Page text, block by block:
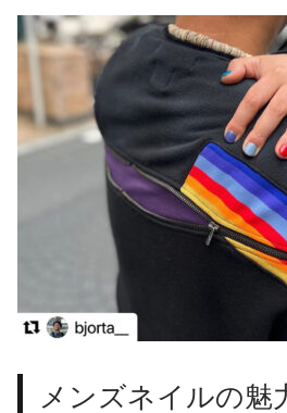
メンズネイルの魅